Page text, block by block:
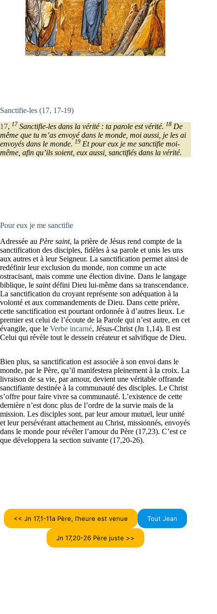
Sanctifie-les (17, 17-19)
17, 17 Sanctifie-les dans la vérité : ta parole est vérité. 18 De
même que tu m’as envoyé dans le monde, moi aussi, je les ai
envoyés dans le monde. 19 Et pour eux je me sanctifie moi-
même, afin qu’ils soient, eux aussi, sanctifiés dans la vérité.
Pour eux je me sanctifie
Adressée au Père saint, la prière de Jésus rend compte de la
sanctification des disciples, fidèles à sa parole et unis les uns
aux autres et à leur Seigneur. La sanctification permet ainsi de
redéfinir leur exclusion du monde, non comme un acte
ostracisant, mais comme une élection divine. Dans le langage
biblique, le saintdéfini Dieu lui-même dans sa transcendance.
La sanctification du croyant représente son adéquation à la
volonté et aux commandements de Dieu. Dans cette prière,
cette sanctification est pourtant ordonnée à d’autres lieux. Le
premier est celui de l’écoute de la Parole qui n’est autre, en cet
évangile, que le Verbe incarné, Jésus-Christ (Jn 1,14). Il est
Celui qui révèle tout le dessein créateur et salvifique de Dieu.
Bien plus, sa sanctification est associée à son envoi dans le
monde, par le Père, qu’il manifestera pleinement à la croix. La
livraison de sa vie, par amour, devient une véritable offrande
sanctifiante destinée à la communauté des disciples. Le Christ
s’offre pour faire vivre sa communauté. L’existence de cette
dernière n’est donc plus de l’ordre de la survie mais de la
mission. Les disciples sont, par leur amour mutuel, leur unité
et leur persévérant attachement au Christ, missionnés, envoyés
dans le monde pour révéler l’amour du Père (17,23). C’est ce
que développera la section suivante (17,20-26).
<< Jn 17,1-11a Père, l’heure est venue Tout Jean
Jn 17,20-26 Père juste >>